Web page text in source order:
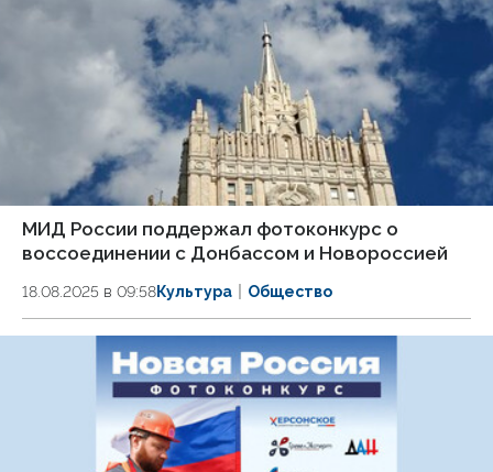
МИД России поддержал фотоконкурс о
воссоединении с Донбассом и Новороссией
18.08.2025 в 09:58Культура Общество